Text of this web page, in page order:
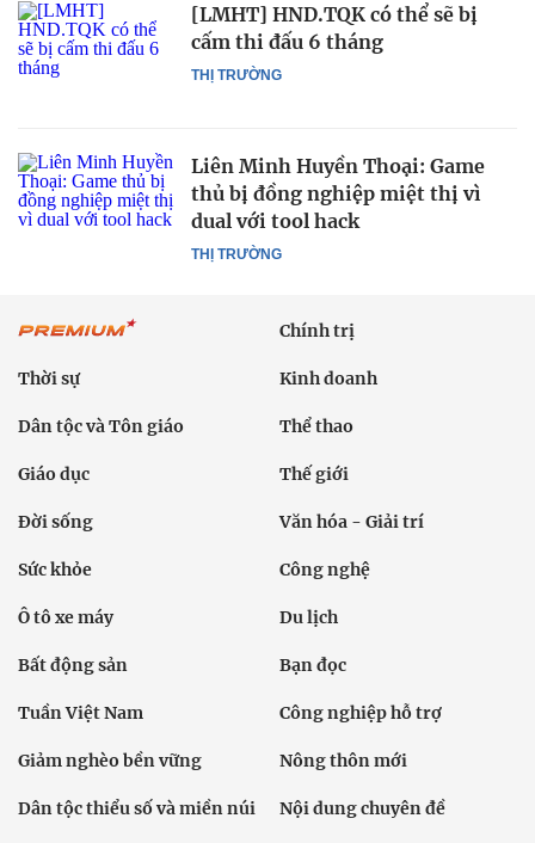
THỊ TRƯỜNG
[LMHT] HND.TQK có thể sẽ bị
cấm thi đấu 6 tháng
THỊ TRƯỜNG
Liên Minh Huyền Thoại: Game
thủ bị đồng nghiệp miệt thị vì
dual với tool hack
Chính trị
Thời sự Kinh doanh
Dân tộc và Tôn giáo Thể thao
Giáo dục Thế giới
Đời sống Văn hóa - Giải trí
Sức khỏe Công nghệ
Ô tô xe máy Du lịch
Bất động sản Bạn đọc
Tuần Việt Nam Công nghiệp hỗ trợ
Giảm nghèo bền vững Nông thôn mới
Dân tộc thiểu số và miền núi Nội dung chuyên đề